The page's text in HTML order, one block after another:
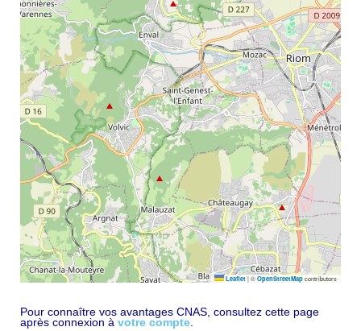
Leaflet |© OpenStreetMap contributors
Pour connaître vos avantages CNAS, consultez cette page
après connexion à votre compte.